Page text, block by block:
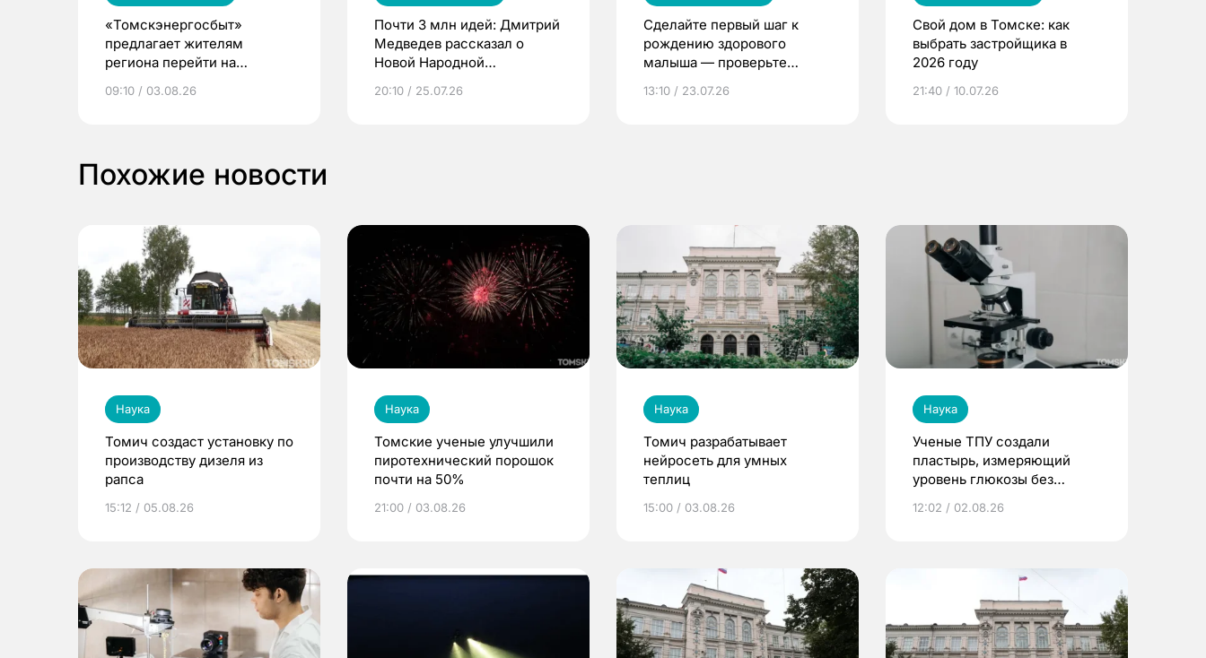
«Томскэнергосбыт»
предлагает жителям
региона перейти на
выиграть призы
09:10 / 03.08.26
Почти 3 млн идей: Дмитрий
Медведев рассказал о
Новой Народной
20:10 / 25.07.26
Сделайте первый шаг к
рождению здорового
малыша — проверьте
по ОМС!
13:10 / 23.07.26
Свой дом в Томске: как
выбрать застройщика в
2026 году
21:40 / 10.07.26
Похожие новости
Наука
Томич создаст установку по
производству дизеля из
рапса
15:12 / 05.08.26
Наука
Томские ученые улучшили
пиротехнический порошок
почти на 50%
21:00 / 03.08.26
Наука
Томич разрабатывает
нейросеть для умных
теплиц
15:00 / 03.08.26
Наука
Ученые ТПУ создали
пластырь, измеряющий
уровень глюкозы без
12:02 / 02.08.26